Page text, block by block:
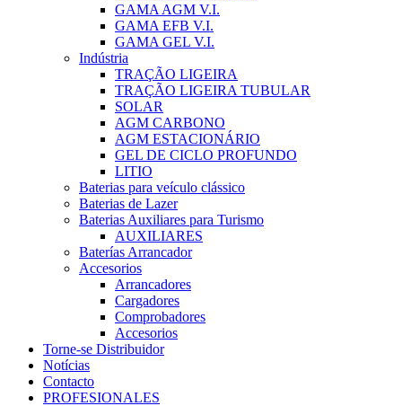
GAMA AGM V.I.
GAMA EFB V.I.
GAMA GEL V.I.
Indústria
TRAÇÃO LIGEIRA
TRAÇÃO LIGEIRA TUBULAR
SOLAR
AGM CARBONO
AGM ESTACIONÁRIO
GEL DE CICLO PROFUNDO
LITIO
Baterias para veículo clássico
Baterias de Lazer
Baterias Auxiliares para Turismo
AUXILIARES
Baterías Arrancador
Accesorios
Arrancadores
Cargadores
Comprobadores
Accesorios
Torne-se Distribuidor
Notícias
Contacto
PROFESIONALES